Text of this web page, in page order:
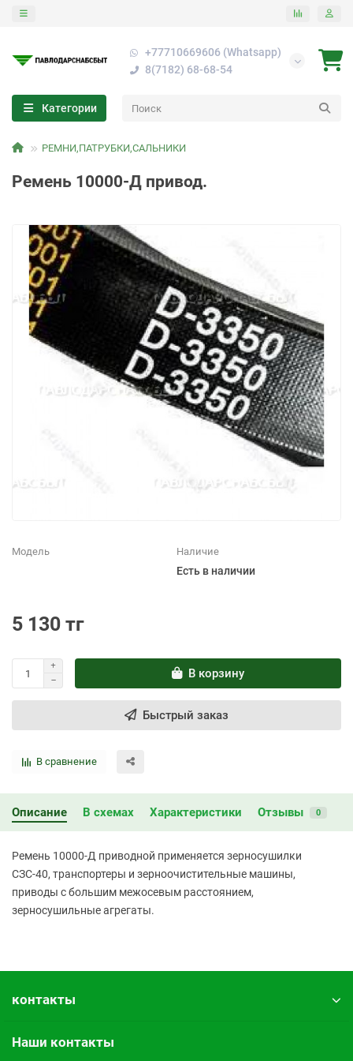
+77710669606 (Whatsapp)
8(7182) 68-68-54
Категории
РЕМНИ,ПАТРУБКИ,САЛЬНИКИ
Ремень 10000-Д привод.
Модель Наличие
Есть в наличии
5 130 тг
В корзину
Быстрый заказ
В сравнение
Описание В схемах Характеристики Отзывы 0
Ремень 10000-Д приводной применяется зерносушилки
СЗС-40, транспортеры и зерноочистительные машины,
приводы с большим межосевым расстоянием,
зерносушильные агрегаты.
контакты
Наши контакты